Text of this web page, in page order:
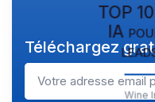
TOP
IA
Wine
Téléchargez